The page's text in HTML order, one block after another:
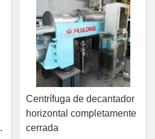
Centrífuga de decantador
horizontal completamente
cerrada